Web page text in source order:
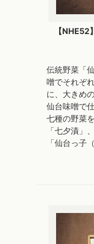
【NHE52
伝統野菜「
噌でそれぞ
に、大きめ
仙台味噌で
七種の野菜
「七夕漬」
「仙台っ子